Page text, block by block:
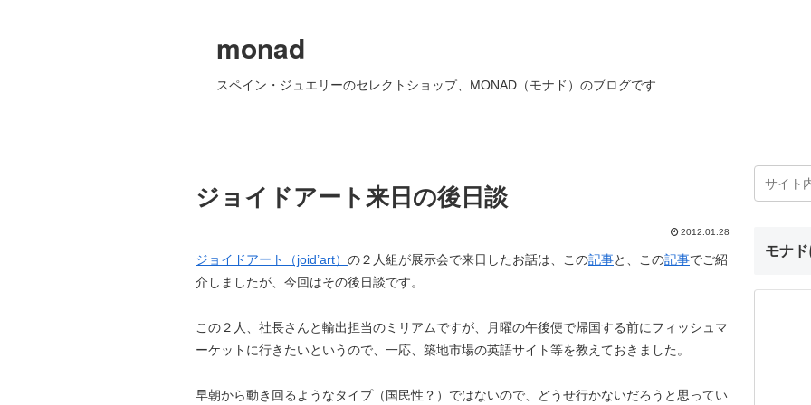
monad
スペイン・ジュエリーのセレクトショップ、MONAD（モナド）のブログです
ジョイドアート来日の後日談
2012.01.28
ジョイドアート（joid’art） の２人組が展示会で来日したお話は、この記事と、この記事でご紹
介しましたが、今回はその後日談です。
この２人、社長さんと輸出担当のミリアムですが、月曜の午後便で帰国する前にフィッシュマ
ーケットに行きたいというので、一応、築地市場の英語サイト等を教えておきました。
早朝から動き回るようなタイプ（国民性？）ではないので、どうせ行かないだろうと思ってい
モナ